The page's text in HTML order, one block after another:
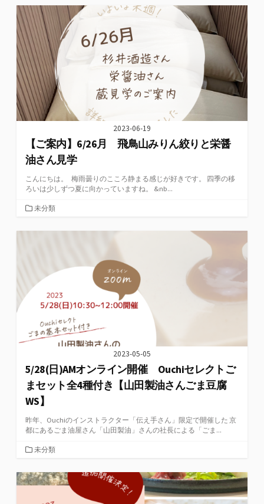
ゴ
リ
ー
2023-06-19
【ご案内】6/26月 飛鳥山みりん絞りと栄醤
油さん見学
こんにちは。 梅雨曇りのこころ静まる感じが好きです。 四季の移
ろいは少しずつ夏に向かっていますね。 &nb...
カ
ゴ
未分類
2023-05-05
5/28(日)AMオンライン開催 Ouchiセレクトご
まセット全4種付き【山田製油さんごま豆腐
WS】
昨年、Ouchiのインストラクター「伝え手さん」限定で開催した 京
都にあるごま油屋さん「山田製油」さんの社長による「ごま...
カ
ゴ
リ
未分類